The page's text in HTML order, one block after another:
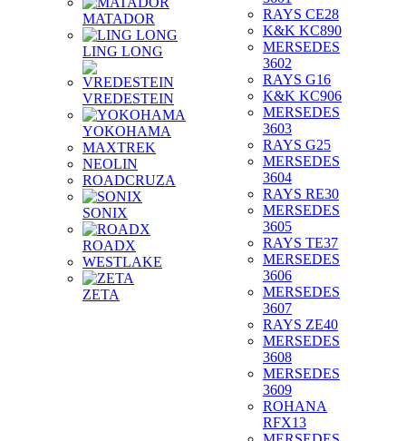
MATADOR
LING LONG
VREDESTEIN
YOKOHAMA
MAXTREK
NEOLIN
ROADCRUZA
SONIX
ROADX
WESTLAKE
ZETA
RAYS CE28
K&K KC890
MERSEDES
3602
RAYS G16
K&K KC906
MERSEDES
3603
RAYS G25
MERSEDES
3604
RAYS RE30
MERSEDES
3605
RAYS TE37
MERSEDES
3606
MERSEDES
3607
RAYS ZE40
MERSEDES
3608
MERSEDES
3609
ROHANA
RFX13